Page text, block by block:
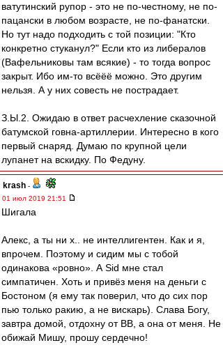
ватутинский рупор - это не по-честному, не по-
пацански в любом возрасте, не по-фанатски.
Но тут надо подходить с той позиции: "Кто
конкретно стуканул?" Если кто из либералов
(Вафельниковы там всякие) - то тогда вопрос
закрыт. Ибо им-то всёёё можно. Это другим
нельзя. А у них совесть не пострадает.
З.Ы.2. Ожидаю в ответ расчехление сказочной
батумской говна-артиллерии. Интересно в кого
первый снаряд. Думаю по крупной цели
лупанет на вскидку. По Федуну.
krash -
01 июл 2019 21:51
Шигала
Алекс, а ты ни х.. не интеллигентен. Как и я,
впрочем. Поэтому и сидим мы с тобой
одинакова «ровно». А Sid мне стал
симпатичен. Хоть и привёз меня на деньги с
Бостоном (я ему так поверил, что до сих пор
пью только ракию, а не вискарь). Слава Богу,
завтра домой, отдохну от ВВ, а она от меня. Не
обижай Мишу, прошу сердечно!